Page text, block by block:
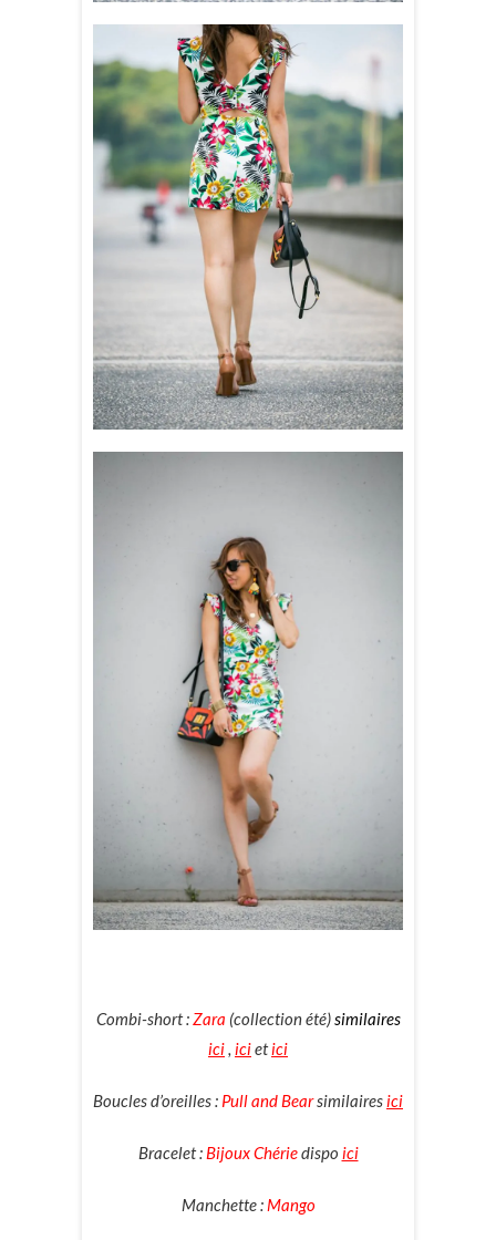
Combi-short :Zara (collection été)similaires
ici, icietici
Boucles d’oreilles : Pull and Bearsimilairesici
Bracelet : Bijoux Chériedispo ici
Manchette : Mango